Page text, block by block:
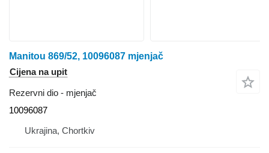
Manitou 869/52, 10096087 mjenjač
Cijena na upit
Rezervni dio - mjenjač
10096087
Ukrajina, Chortkiv